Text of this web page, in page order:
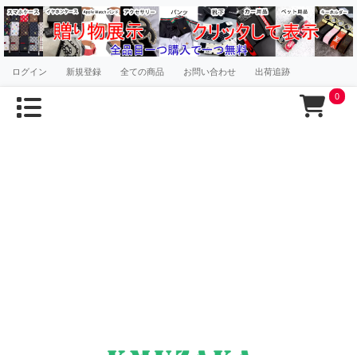
ログイン 新規登録 全ての商品 お問い合わせ 出荷追跡
0